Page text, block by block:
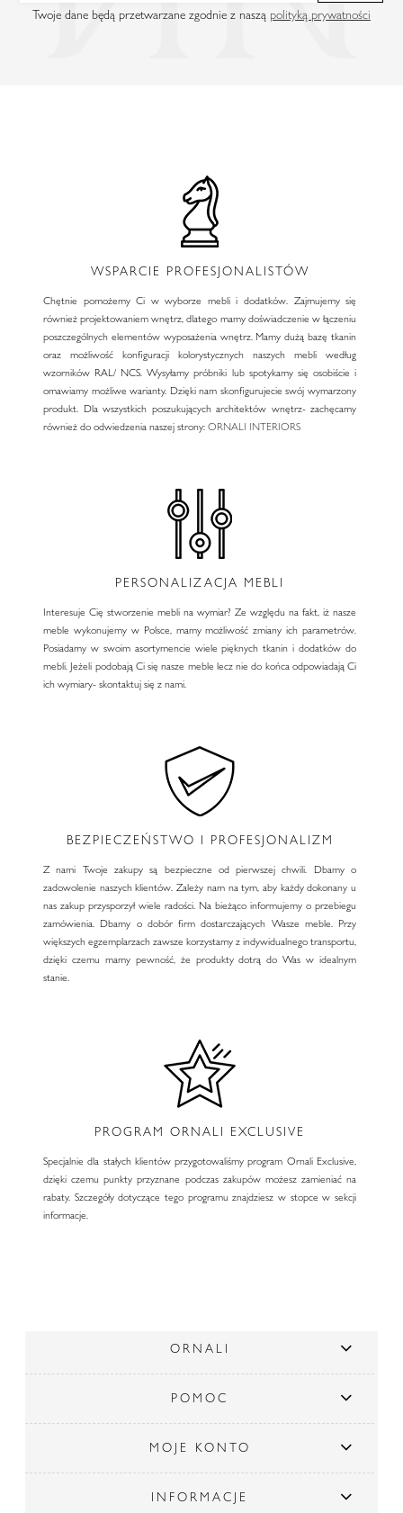
Twoje dane będą przetwarzane zgodnie z naszą polityką prywatności
WSPARCIE PROFESJONALISTÓW
Chętnie pomożemy Ci w wyborze mebli i dodatków. Zajmujemy się
również projektowaniem wnętrz, dlatego mamy doświadczenie w łączeniu
poszczególnych elementów wyposażenia wnętrz. Mamy dużą bazę tkanin
oraz możliwość konfiguracji kolorystycznych naszych mebli według
wzorników RAL/ NCS. Wysyłamy próbniki lub spotykamy się osobiście i
omawiamy możliwe warianty. Dzięki nam skonfigurujecie swój wymarzony
produkt. Dla wszystkich poszukujących architektów wnętrz- zachęcamy
również do odwiedzenia naszej strony:ORNALI INTERIORS
PERSONALIZACJA MEBLI
Interesuje Cię stworzenie mebli na wymiar? Ze względu na fakt, iż nasze
meble wykonujemy w Polsce, mamy możliwość zmiany ich parametrów.
Posiadamy w swoim asortymencie wiele pięknych tkanin i dodatków do
mebli. Jeżeli podobają Ci się nasze meble lecz nie do końca odpowiadają Ci
ich wymiary- skontaktuj się z nami.
BEZPIECZEŃSTWO I PROFESJONALIZM
Z nami Twoje zakupy są bezpieczne od pierwszej chwili. Dbamy o
zadowolenie naszych klientów. Zależy nam na tym, aby każdy dokonany u
nas zakup przysporzył wiele radości. Na bieżąco informujemy o przebiegu
zamówienia. Dbamy o dobór firm dostarczających Wasze meble. Przy
większych egzemplarzach zawsze korzystamy z indywidualnego transportu,
dzięki czemu mamy pewność, że produkty dotrą do Was w idealnym
stanie.
PROGRAM ORNALI EXCLUSIVE
Specjalnie dla stałych klientów przygotowaliśmy program Ornali Exclusive,
dzięki czemu punkty przyznane podczas zakupów możesz zamieniać na
rabaty. Szczegóły dotyczące tego programu znajdziesz w stopce w sekcji
informacje.
ORNALI
POMOC
MOJE KONTO
INFORMACJE